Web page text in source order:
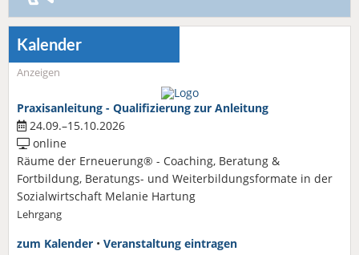
Kalender
Anzeigen
Praxisanleitung - Qualifizierung zur Anleitung
24.09.–15.10.2026
online
Räume der Erneuerung® - Coaching, Beratung &
Fortbildung, Beratungs- und Weiterbildungsformate in der
Sozialwirtschaft Melanie Hartung
Lehrgang
zum Kalender • Veranstaltung eintragen